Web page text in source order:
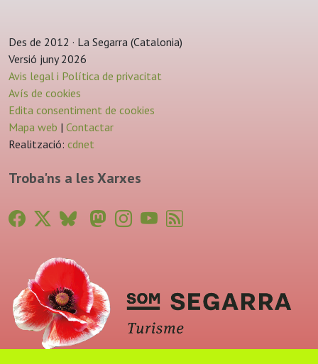
Des de 2012 · La Segarra (Catalonia)
Versió juny 2026
Avis legal i Política de privacitat
Avís de cookies
Edita consentiment de cookies
Mapa web | Contactar
Realització: cdnet
Troba'ns a les Xarxes